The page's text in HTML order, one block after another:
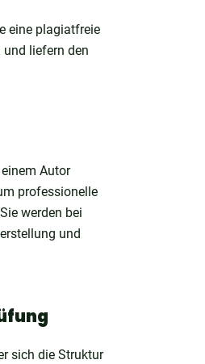
eine plagiatfreie
und liefern den
Autor
professionelle
werden bei
und
sich die Struktur